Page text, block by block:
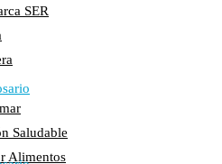
Ubrique
SER
Saludable
Alimentos